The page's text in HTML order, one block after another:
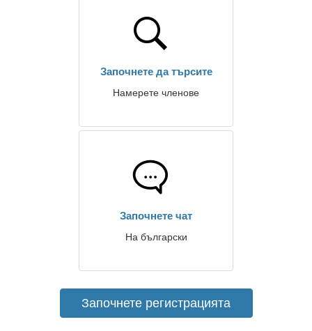
Започнете да търсите
Намерете членове
Започнете чат
На български
Започнете регистрацията